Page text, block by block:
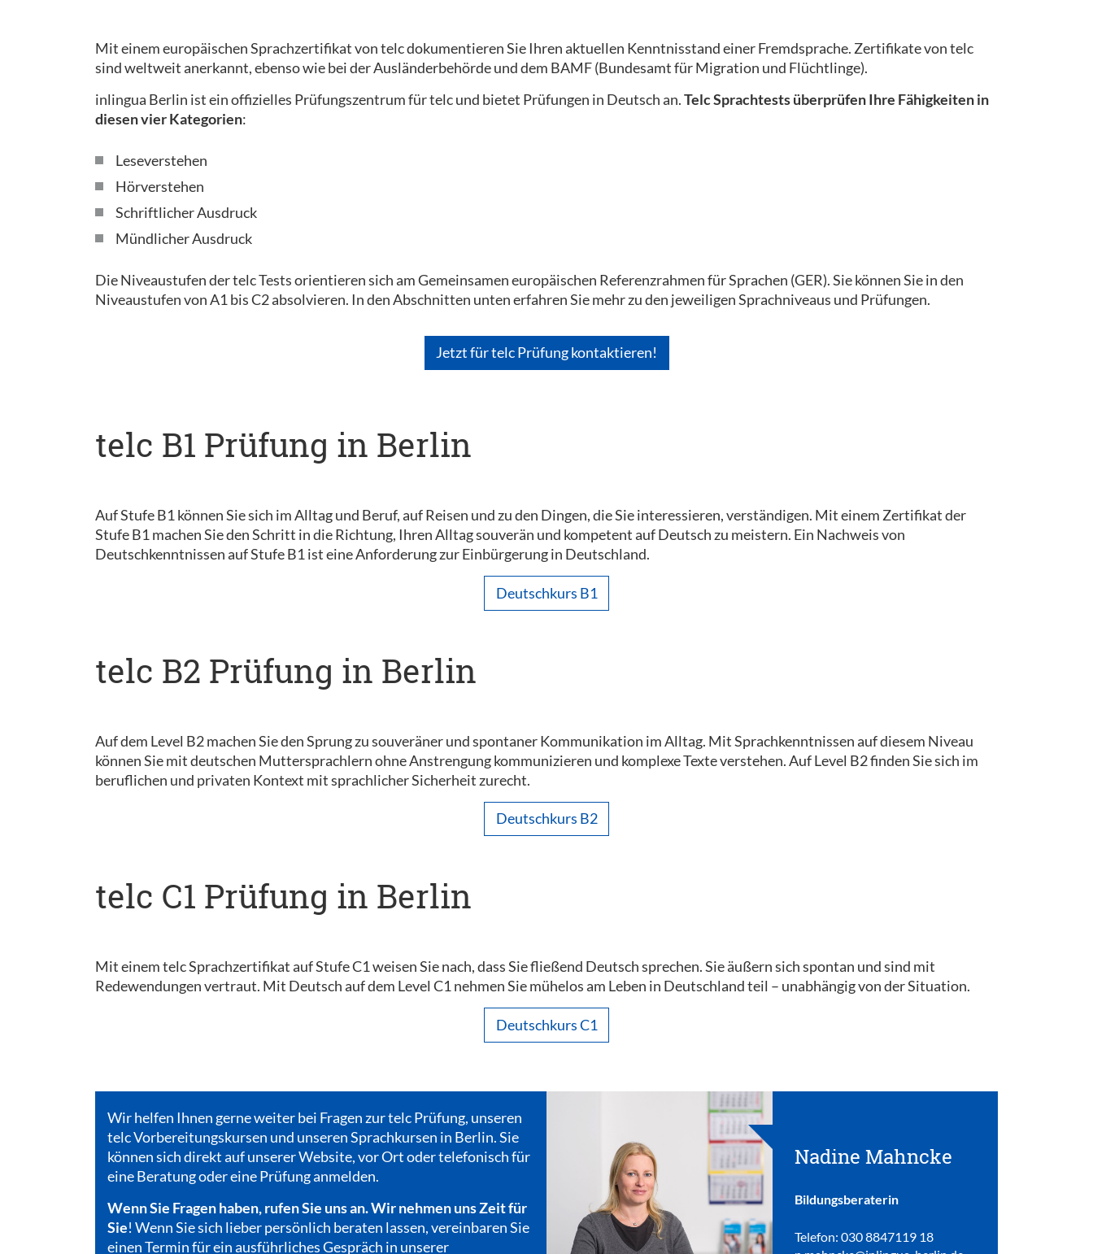
Mit einem europäischen Sprachzertifikat von telc dokumentieren Sie Ihren aktuellen Kenntnisstand einer Fremdsprache. Zertifikate von telc
sind weltweit anerkannt, ebenso wie bei der Ausländerbehörde und dem BAMF (Bundesamt für Migration und Flüchtlinge).
inlingua Berlin ist ein offizielles Prüfungszentrum für telc und bietet Prüfungen in Deutsch an.Telc Sprachtests überprüfen Ihre Fähigkeiten in
diesen vier Kategorien:
Leseverstehen
Hörverstehen
Schriftlicher Ausdruck
Mündlicher Ausdruck
Die Niveaustufen der telc Tests orientieren sich am Gemeinsamen europäischen Referenzrahmen für Sprachen (GER). Sie können Sie in den
Niveaustufen von A1 bis C2 absolvieren. In den Abschnitten unten erfahren Sie mehr zu den jeweiligen Sprachniveaus und Prüfungen.
Jetzt für telc Prüfung kontaktieren!
telc B1 Prüfung in Berlin
Auf Stufe B1 können Sie sich im Alltag und Beruf, auf Reisen und zu den Dingen, die Sie interessieren, verständigen. Mit einem Zertifikat der
Stufe B1 machen Sie den Schritt in die Richtung, Ihren Alltag souverän und kompetent auf Deutsch zu meistern. Ein Nachweis von
Deutschkenntnissen auf Stufe B1 ist eine Anforderung zur Einbürgerung in Deutschland.
Deutschkurs B1
telc B2 Prüfung in Berlin
Auf dem Level B2 machen Sie den Sprung zu souveräner und spontaner Kommunikation im Alltag. Mit Sprachkenntnissen auf diesem Niveau
können Sie mit deutschen Muttersprachlern ohne Anstrengung kommunizieren und komplexe Texte verstehen. Auf Level B2 finden Sie sich im
beruflichen und privaten Kontext mit sprachlicher Sicherheit zurecht.
Deutschkurs B2
telc C1 Prüfung in Berlin
Mit einem telc Sprachzertifikat auf Stufe C1 weisen Sie nach, dass Sie fließend Deutsch sprechen. Sie äußern sich spontan und sind mit
Redewendungen vertraut. Mit Deutsch auf dem Level C1 nehmen Sie mühelos am Leben in Deutschland teil – unabhängig von der Situation.
Deutschkurs C1
Wir helfen Ihnen gerne weiter bei Fragen zur telc Prüfung, unseren
telc Vorbereitungskursen und unseren Sprachkursen in Berlin. Sie
können sich direkt auf unserer Website, vor Ort oder telefonisch für
eine Beratung oder eine Prüfung anmelden.
Wenn Sie Fragen haben, rufen Sie uns an. Wir nehmen uns Zeit für
Sie! Wenn Sie sich lieber persönlich beraten lassen, vereinbaren Sie
einen Termin für ein ausführliches Gespräch in unserer
Nadine Mahncke
Bildungsberaterin
Telefon: 030 8847119 18